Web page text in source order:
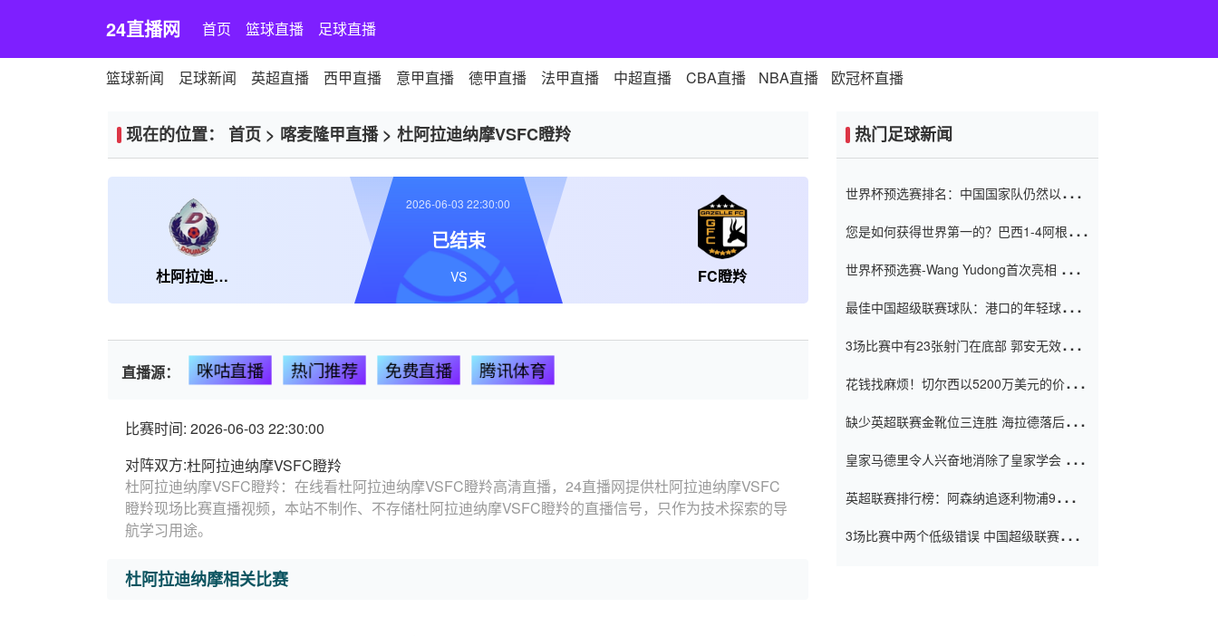
24直播网 首页 篮球直播 足球直播
篮球新闻 足球新闻 英超直播 西甲直播 意甲直播 德甲直播 法甲直播 中超直播 CBA直播 NBA直播 欧冠杯直播
现在的位置： 首页 > 喀麦隆甲直播> 杜阿拉迪纳摩VSFC瞪羚
杜阿拉迪纳摩 FC瞪羚
2026-06-03 22:30:00
已结束
VS
直播源： 咪咕直播 热门推荐 免费直播 腾讯体育
比赛时间: 2026-06-03 22:30:00
对阵双方:杜阿拉迪纳摩VSFC瞪羚
杜阿拉迪纳摩VSFC瞪羚：在线看杜阿拉迪纳摩VSFC瞪羚高清直播，24直播网提供杜阿拉迪纳摩VSFC
瞪羚现场比赛直播视频，本站不制作、不存储杜阿拉迪纳摩VSFC瞪羚的直播信号，只作为技术探索的导
航学习用途。
杜阿拉迪纳摩相关比赛
热门足球新闻
世界杯预选赛排名：中国国家队仍然以6分
您是如何获得世界第一的？巴西1-4阿根
世界杯预选赛-Wang Yudong首次亮相 中国
最佳中国超级联赛球队：港口的年轻球员在
（Taishan）
3场比赛中有23张射门在底部 郭安无效传球
花钱找麻烦！切尔西以5200万美元的价格
窗口
缺少英超联赛金靴位三连胜 海拉德落后6球
皇家马德里令人兴奋地消除了皇家学会 安
英超联赛排行榜：阿森纳追逐利物浦9分 曼
3场比赛中两个低级错误 中国超级联赛的前